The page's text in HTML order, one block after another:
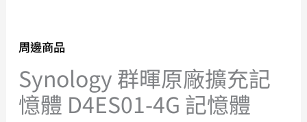
周邊商品
Synology 群暉原廠擴充記
憶體 D4ES01-4G 記憶體